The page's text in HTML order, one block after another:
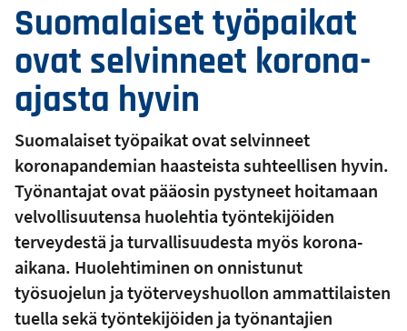
Suomalaiset työpaikat
ovat selvinneet korona-
ajasta hyvin
Suomalaiset työpaikat ovat selvinneet
koronapandemian haasteista suhteellisen hyvin.
Työnantajat ovat pääosin pystyneet hoitamaan
velvollisuutensa huolehtia työntekijöiden
terveydestä ja turvallisuudesta myös korona-
aikana. Huolehtiminen on onnistunut
työsuojelun ja työterveyshuollon ammattilaisten
tuella sekä työntekijöiden ja työnantajien